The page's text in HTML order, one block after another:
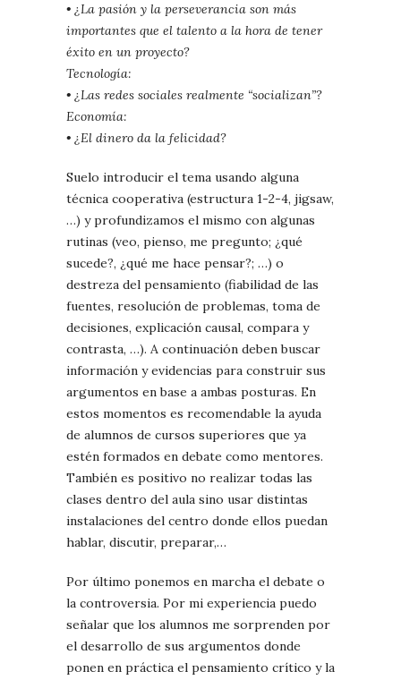
• ¿La pasión y la perseverancia son más
importantes que el talento a la hora de tener
éxito en un proyecto?
Tecnología:
• ¿Las redes sociales realmente “socializan”?
Economía:
• ¿El dinero da la felicidad?
Suelo introducir el tema usando alguna
técnica cooperativa (estructura 1-2-4, jigsaw,
…) y profundizamos el mismo con algunas
rutinas (veo, pienso, me pregunto; ¿qué
sucede?, ¿qué me hace pensar?; …) o
destreza del pensamiento (fiabilidad de las
fuentes, resolución de problemas, toma de
decisiones, explicación causal, compara y
contrasta, …). A continuación deben buscar
información y evidencias para construir sus
argumentos en base a ambas posturas. En
estos momentos es recomendable la ayuda
de alumnos de cursos superiores que ya
estén formados en debate como mentores.
También es positivo no realizar todas las
clases dentro del aula sino usar distintas
instalaciones del centro donde ellos puedan
hablar, discutir, preparar,…
Por último ponemos en marcha el debate o
la controversia. Por mi experiencia puedo
señalar que los alumnos me sorprenden por
el desarrollo de sus argumentos donde
ponen en práctica el pensamiento crítico y la